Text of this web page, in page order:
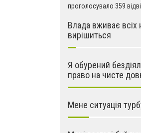
проголосувало 359
Влада вживає всіх
вирішиться
Я обурений
право на чисте
Мене ситуація